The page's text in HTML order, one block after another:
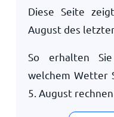
Diese Seite
Augustdes
So erhalten
welchem Wetter
5. Augustrechnen